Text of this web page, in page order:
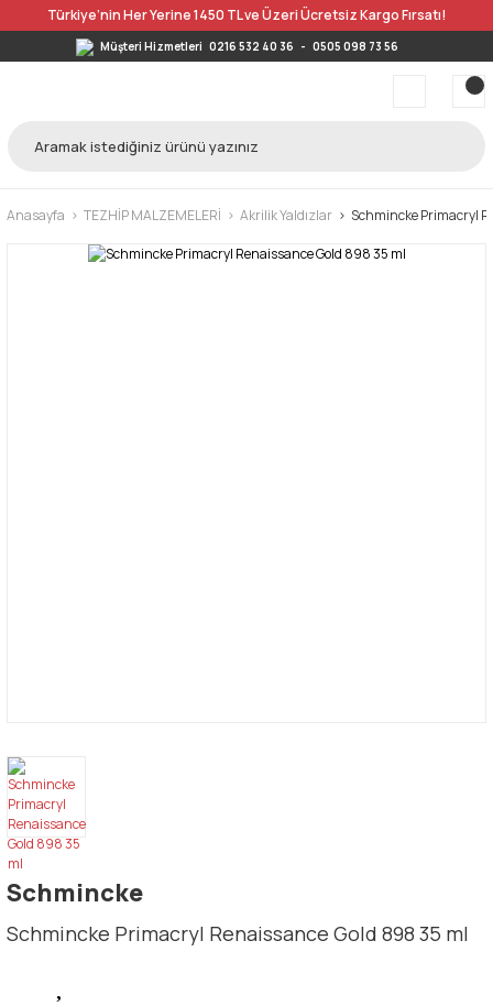
Türkiye’nin Her Yerine 1450 TL ve Üzeri Ücretsiz Kargo Fırsatı!
Müşteri Hizmetleri 0216 532 40 36 - 0505 098 73 56
Anasayfa TEZHİP MALZEMELERİ Akrilik Yaldızlar Schmincke Primacryl
Schmincke
Schmincke Primacryl Renaissance Gold 898 35 ml